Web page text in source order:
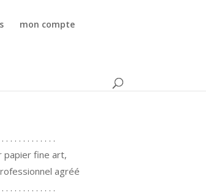
mon compte
. . . . . . . . . . . .
papier fine art,
agréé
. . . . . . . . . . . .